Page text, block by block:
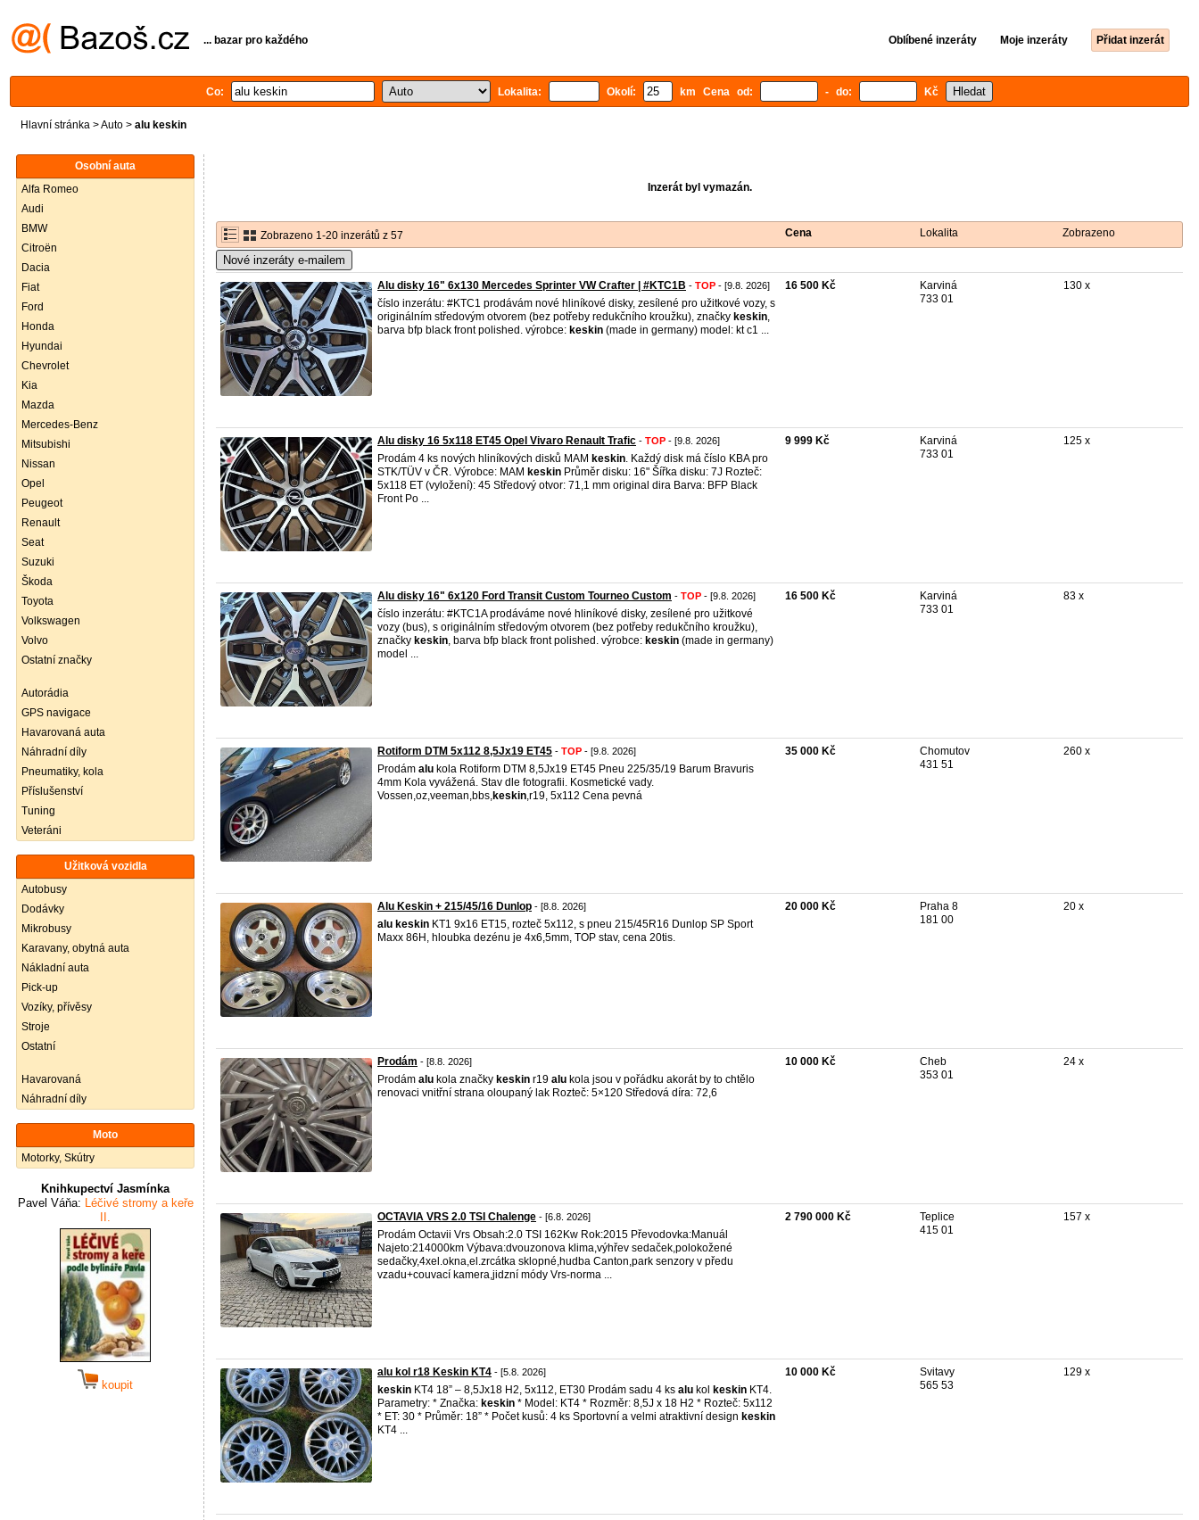
... bazar pro každého Oblíbené inzeráty Moje inzeráty Přidat inzerát
Co: Lokalita: Okolí: km Cena od: - do: Kč
Hlavní stránka >Auto > alu keskin
Osobní auta
Alfa Romeo
Audi
BMW
Citroën
Dacia
Fiat
Ford
Honda
Hyundai
Chevrolet
Kia
Mazda
Mercedes-Benz
Mitsubishi
Nissan
Opel
Peugeot
Renault
Seat
Suzuki
Škoda
Toyota
Volkswagen
Volvo
Ostatní značky
Autorádia
GPS navigace
Havarovaná auta
Náhradní díly
Pneumatiky, kola
Příslušenství
Tuning
Veteráni
Užitková vozidla
Autobusy
Dodávky
Mikrobusy
Karavany, obytná auta
Nákladní auta
Pick-up
Vozíky, přívěsy
Stroje
Ostatní
Havarovaná
Náhradní díly
Moto
Motorky, Skútry
Knihkupectví Jasmínka
Pavel Váňa: Léčivé stromy a keře
II.
koupit
Inzerát byl vymazán.
Zobrazeno 1-20 inzerátů z 57 Cena Lokalita Zobrazeno
Nové inzeráty e-mailem
Alu disky 16" 6x130 Mercedes Sprinter VW Crafter | #KTC1B - TOP - [9.8. 2026]
číslo inzerátu: #KTC1 prodávám nové hliníkové disky, zesílené pro užitkové vozy, s
originálním středovým otvorem (bez potřeby redukčního kroužku), značky keskin,
barva bfp black front polished. výrobce: keskin (made in germany) model: kt c1 ...
16 500 Kč
Karviná
733 01
130 x
Alu disky 16 5x118 ET45 Opel Vivaro Renault Trafic - TOP - [9.8. 2026]
Prodám 4 ks nových hliníkových disků MAM keskin. Každý disk má číslo KBA pro
STK/TÜV v ČR. Výrobce: MAM keskin Průměr disku: 16" Šířka disku: 7J Rozteč:
5x118 ET (vyložení): 45 Středový otvor: 71,1 mm original dira Barva: BFP Black
Front Po ...
9 999 Kč
Karviná
733 01
125 x
Alu disky 16" 6x120 Ford Transit Custom Tourneo Custom - TOP - [9.8. 2026]
číslo inzerátu: #KTC1A prodáváme nové hliníkové disky, zesílené pro užitkové
vozy (bus), s originálním středovým otvorem (bez potřeby redukčního kroužku),
značky keskin, barva bfp black front polished. výrobce: keskin (made in germany)
model ...
16 500 Kč
Karviná
733 01
83 x
Rotiform DTM 5x112 8,5Jx19 ET45 - TOP - [9.8. 2026]
Prodám alu kola Rotiform DTM 8,5Jx19 ET45 Pneu 225/35/19 Barum Bravuris
4mm Kola vyvážená. Stav dle fotografii. Kosmetické vady.
Vossen,oz,veeman,bbs,keskin,r19, 5x112 Cena pevná
35 000 Kč
Chomutov
431 51
260 x
Alu Keskin + 215/45/16 Dunlop - [8.8. 2026]
alu keskin KT1 9x16 ET15, rozteč 5x112, s pneu 215/45R16 Dunlop SP Sport
Maxx 86H, hloubka dezénu je 4x6,5mm, TOP stav, cena 20tis.
20 000 Kč
Praha 8
181 00
20 x
Prodám - [8.8. 2026]
Prodám alu kola značky keskin r19 alu kola jsou v pořádku akorát by to chtělo
renovaci vnitřní strana oloupaný lak Rozteč: 5×120 Středová díra: 72,6
10 000 Kč
Cheb
353 01
24 x
OCTAVIA VRS 2.0 TSI Chalenge - [6.8. 2026]
Prodám Octavii Vrs Obsah:2.0 TSI 162Kw Rok:2015 Převodovka:Manuál
Najeto:214000km Výbava:dvouzonova klima,výhřev sedaček,polokožené
sedačky,4xel.okna,el.zrcátka sklopné,hudba Canton,park senzory v předu
vzadu+couvací kamera,jidzní módy Vrs-norma ...
2 790 000 Kč
Teplice
415 01
157 x
alu kol r18 Keskin KT4 - [5.8. 2026]
keskin KT4 18” – 8,5Jx18 H2, 5x112, ET30 Prodám sadu 4 ks alu kol keskin KT4.
Parametry: * Značka: keskin * Model: KT4 * Rozměr: 8,5J x 18 H2 * Rozteč: 5x112
* ET: 30 * Průměr: 18” * Počet kusů: 4 ks Sportovní a velmi atraktivní design keskin
KT4 ...
10 000 Kč
Svitavy
565 53
129 x